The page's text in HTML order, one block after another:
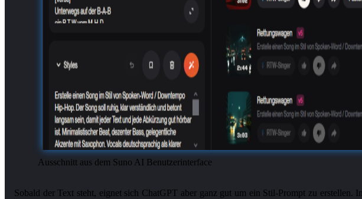
Ausschnitt aus dem Suno AI Benutzerinterface
Sobald der Text steht, eignet sich ChatGPT aber ganz gut um ein Stil-Prompt zu